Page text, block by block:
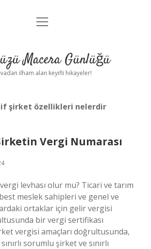
Anasayfa
Yasal Uyarı
menüyü
Macera Günlüğü
ilham alan keyifli hikayeler!
şirket özellikleri nelerdir
Vergi Numarası
levhası olur mu? Ticari ve tarım
meslek sahipleri ve genel ve
ortaklar için gelir vergisi
bir vergi sertifikası
vergisi amaçları doğrultusunda,
sorumlu şirket ve sınırlı